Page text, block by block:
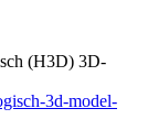
(H3D) 3D-
3d-model-